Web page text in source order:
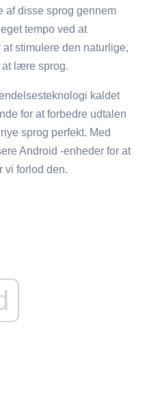
disse sprog gennem
tempo ved at
stimulere den naturlige,
at lære sprog.
kaldet
for at forbedre udtalen
sprog perfekt. Med
Android -enheder for at
vi forlod den.